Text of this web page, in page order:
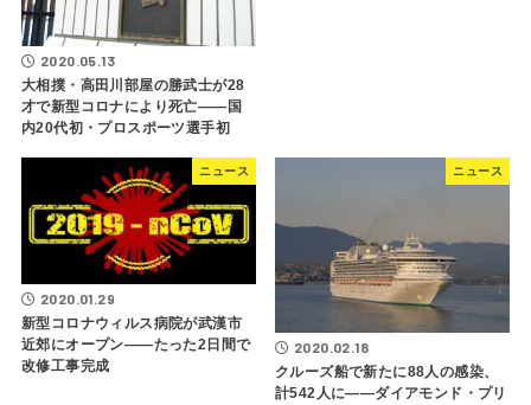
2020.05.13
大相撲・高田川部屋の勝武士が28
才で新型コロナにより死亡――国
内20代初・プロスポーツ選手初
ニュース
2020.01.29
新型コロナウィルス病院が武漢市
近郊にオープン――たった2日間で
改修工事完成
ニュース
2020.02.18
クルーズ船で新たに88人の感染、
計542人に――ダイアモンド・プリ